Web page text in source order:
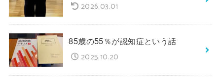
2026.03.01
85歳の55％が認知症という話
2025.10.20